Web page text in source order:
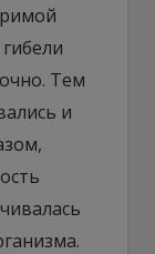
Тем
и